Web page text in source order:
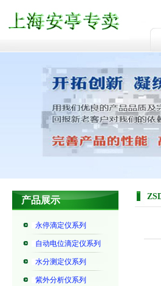
产品展示
永停滴定仪系列
自动电位滴定仪系列
水分测定仪系列
紫外分析仪系列